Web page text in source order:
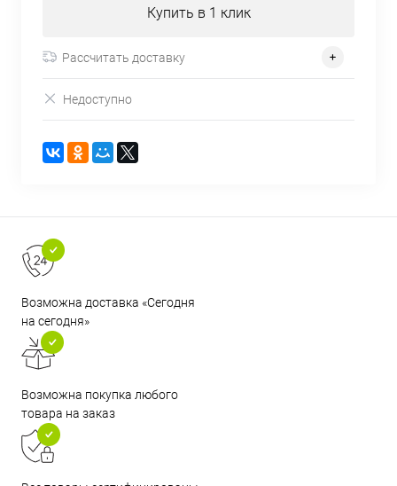
Купить в 1 клик
Рассчитать доставку
Недоступно
Возможна доставка «Сегодня
на сегодня»
Возможна покупка любого
товара на заказ